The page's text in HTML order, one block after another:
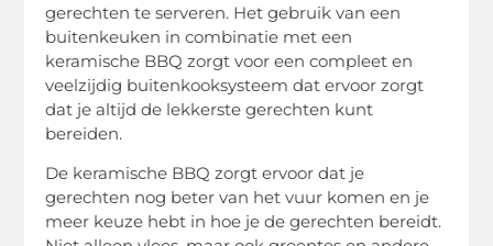
gerechten te serveren. Het gebruik van een
buitenkeuken in combinatie met een
keramische BBQ zorgt voor een compleet en
veelzijdig buitenkooksysteem dat ervoor zorgt
dat je altijd de lekkerste gerechten kunt
bereiden.
De keramische BBQ zorgt ervoor dat je
gerechten nog beter van het vuur komen en je
meer keuze hebt in hoe je de gerechten bereidt.